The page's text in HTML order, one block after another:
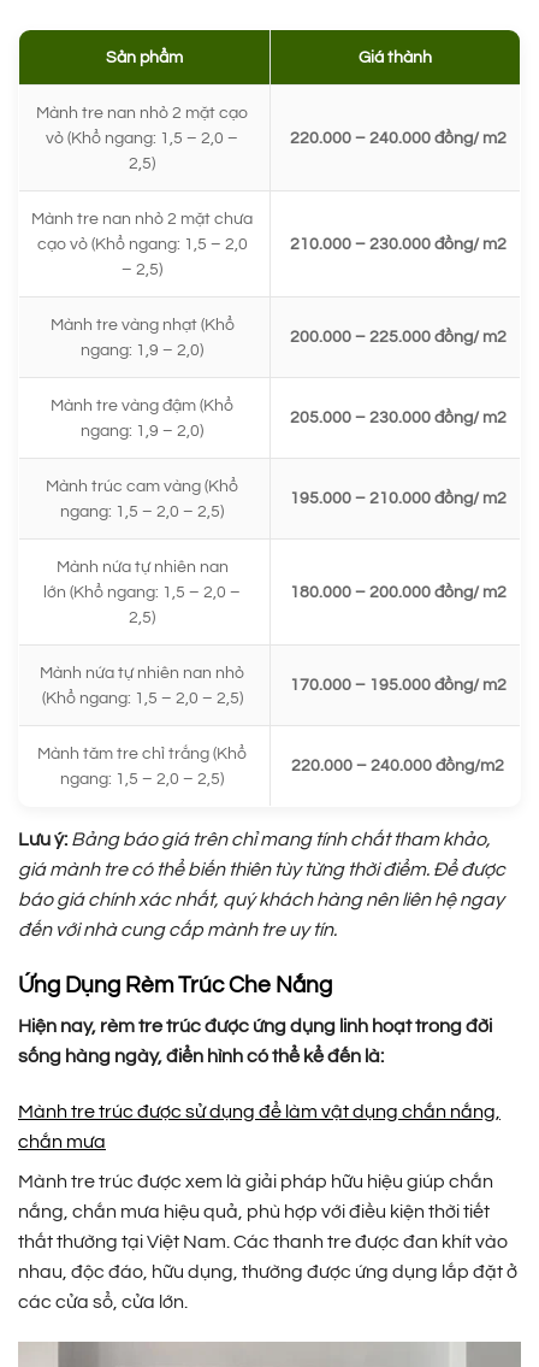
Sản phẩm Giá thành
Mành tre nan nhỏ 2 mặt cạo
vỏ (Khổ ngang: 1,5 – 2,0 –
2,5)
220.000 – 240.000 đồng/ m2
Mành tre nan nhỏ 2 mặt chưa
cạo vỏ (Khổ ngang: 1,5 – 2,0
– 2,5)
210.000 – 230.000 đồng/ m2
Mành tre vàng nhạt (Khổ
ngang: 1,9 – 2,0)
200.000 – 225.000 đồng/ m2
Mành tre vàng đậm (Khổ
ngang: 1,9 – 2,0)
205.000 – 230.000 đồng/ m2
Mành trúc cam vàng (Khổ
ngang: 1,5 – 2,0 – 2,5)
195.000 – 210.000 đồng/ m2
Mành nứa tự nhiên nan
lớn (Khổ ngang: 1,5 – 2,0 –
2,5)
180.000 – 200.000 đồng/ m2
Mành nứa tự nhiên nan nhỏ
(Khổ ngang: 1,5 – 2,0 – 2,5)
170.000 – 195.000 đồng/ m2
Mành tăm tre chỉ trắng (Khổ
ngang: 1,5 – 2,0 – 2,5)
220.000 – 240.000 đồng/m2
Lưu ý: Bảng báo giá trên chỉ mang tính chất tham khảo,
giá mành tre có thể biến thiên tùy từng thời điểm. Để được
báo giá chính xác nhất, quý khách hàng nên liên hệ ngay
đến với nhà cung cấp mành tre uy tín.
Ứng Dụng Rèm Trúc Che Nắng
Hiện nay, rèm tre trúc được ứng dụng linh hoạt trong đời
sống hàng ngày, điển hình có thể kể đến là:
Mành tre trúc được sử dụng để làm vật dụng chắn nắng,
chắn mưa
Mành tre trúc được xem là giải pháp hữu hiệu giúp chắn
nắng, chắn mưa hiệu quả, phù hợp với điều kiện thời tiết
thất thường tại Việt Nam. Các thanh tre được đan khít vào
nhau, độc đáo, hữu dụng, thường được ứng dụng lắp đặt ở
các cửa sổ, cửa lớn.